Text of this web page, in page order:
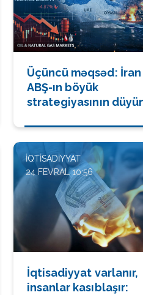
Üçüncü məqsəd: İran
ABŞ-ın böyük
strategiyasının
İQTISADIYYAT
24 FEVRAL 10:56
İqtisadiyyat varlanır,
insanlar kasıblaşır: